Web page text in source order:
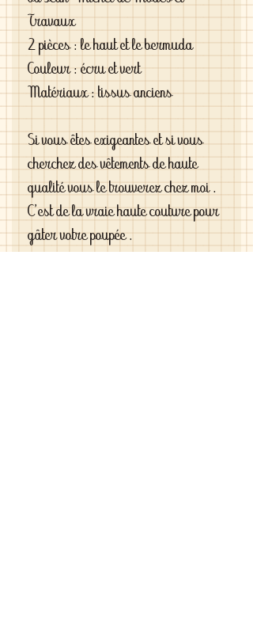
Travaux
2 pièces : le haut et le bermuda
Couleur : écru et vert
Matériaux : tissus anciens
Si vous êtes exigeantes et si vous
cherchez des vêtements de haute
qualité vous le trouverez chez moi .
C'est de la vraie haute couture pour
gâter votre poupée .